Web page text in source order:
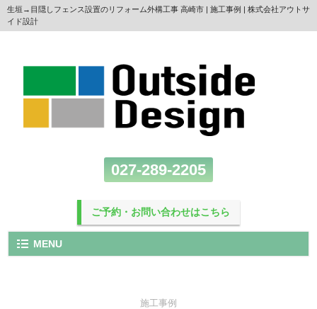
生垣→目隠しフェンス設置のリフォーム外構工事 高崎市 | 施工事例 | 株式会社アウトサ
イド設計
027-289-2205
ご予約・お問い合わせはこちら
MENU
施工事例